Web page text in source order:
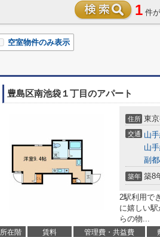
1 件
空室物件のみ表示
豊島区南池袋１丁目のアパート
住所 東
交通 山
山
副
築年 築8
2駅利用で
に嬉しい
らの物...
所在階 賃料 管理費・共益費